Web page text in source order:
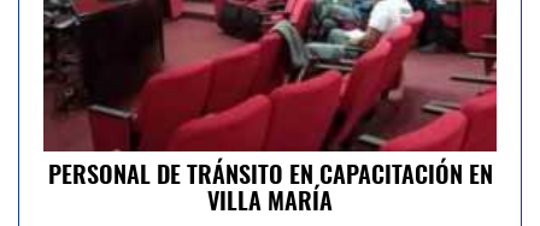
PERSONAL DE TRÁNSITO EN CAPACITACIÓN EN
VILLA MARÍA